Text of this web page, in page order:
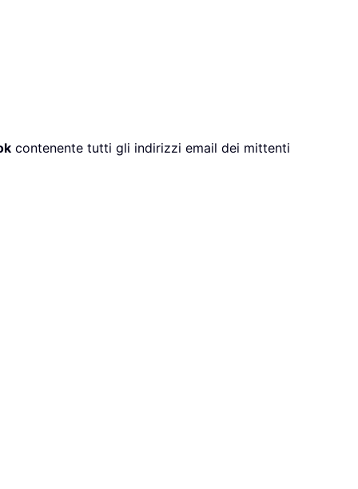
contenente tutti gli indirizzi email dei mittenti